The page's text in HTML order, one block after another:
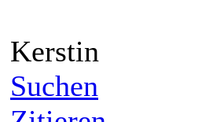
Kerstin
Suchen